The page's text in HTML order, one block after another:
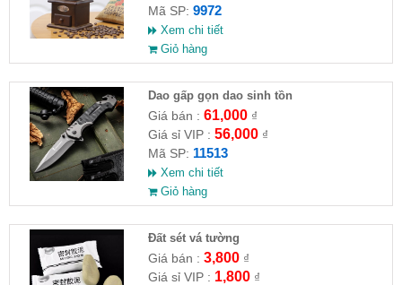
Mã SP: 9972
Xem chi tiết
Giỏ hàng
Dao gấp gọn dao sinh tồn
Giá bán : 61,000₫
Giá sỉ VIP : 56,000₫
Mã SP: 11513
Xem chi tiết
Giỏ hàng
Đất sét vá tường
Giá bán : 3,800₫
Giá sỉ VIP : 1,800₫